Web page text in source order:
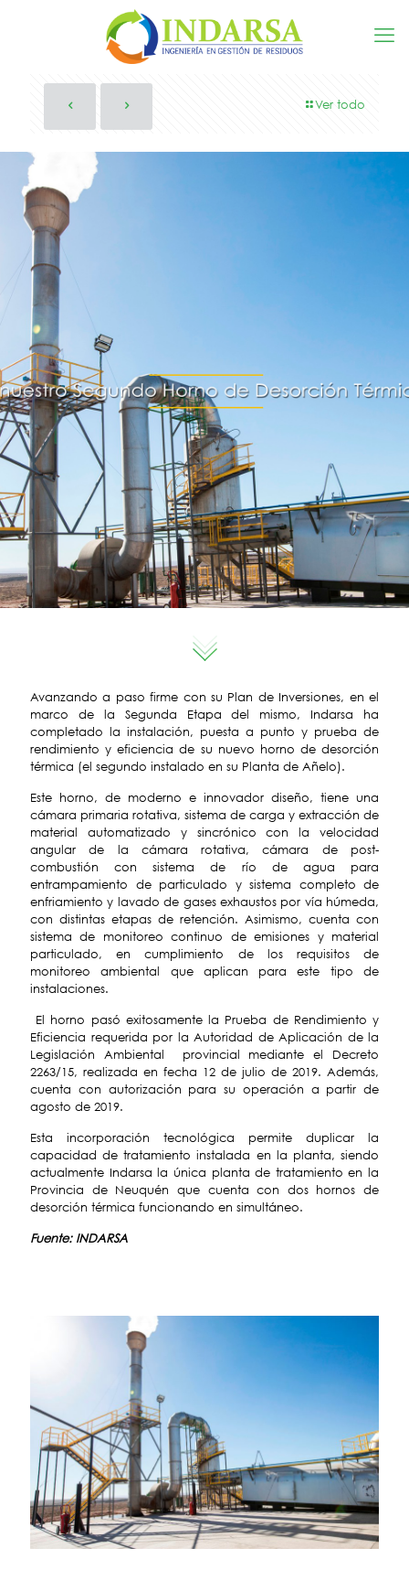
Ver todo
Avanzando a paso firme con su Plan de Inversiones, en el
marco de la Segunda Etapa del mismo, Indarsa ha
completado la instalación, puesta a punto y prueba de
rendimiento y eficiencia de su nuevo horno de desorción
térmica (el segundo instalado en su Planta de Añelo).
Este horno, de moderno e innovador diseño, tiene una
cámara primaria rotativa, sistema de carga y extracción de
material automatizado y sincrónico con la velocidad
angular de la cámara rotativa, cámara de post-
combustión con sistema de río de agua para
entrampamiento de particulado y sistema completo de
enfriamiento y lavado de gases exhaustos por vía húmeda,
con distintas etapas de retención. Asimismo, cuenta con
sistema de monitoreo continuo de emisiones y material
particulado, en cumplimiento de los requisitos de
monitoreo ambiental que aplican para este tipo de
instalaciones.
El horno pasó exitosamente la Prueba de Rendimiento y
Eficiencia requerida por la Autoridad de Aplicación de la
Legislación Ambiental provincial mediante el Decreto
2263/15, realizada en fecha 12 de julio de 2019. Además,
cuenta con autorización para su operación a partir de
agosto de 2019.
Esta incorporación tecnológica permite duplicar la
capacidad de tratamiento instalada en la planta, siendo
actualmente Indarsa la única planta de tratamiento en la
Provincia de Neuquén que cuenta con dos hornos de
desorción térmica funcionando en simultáneo.
Fuente: INDARSA